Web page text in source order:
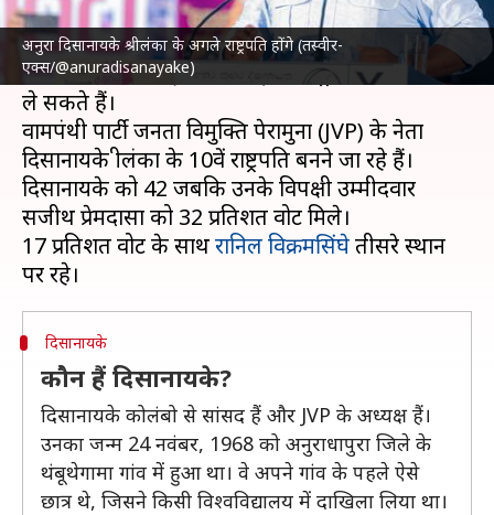
अनुरा दिसानायके श्रीलंका के अगले राष्ट्रपति होंगे (तस्वीर-
एक्स/@anuradisanayake)
श्रीलंका
के राष्ट्रपति चुनावों के नतीजे आ गए हैं। वामपंथी
उम्मीदवार अनुरा कुमारा दिसानायके ने जीत दर्ज की है।
खबर है कि वे कल (23 सितंबर) को राष्ट्रपति पद की शपथ
ले सकते हैं।
वामपंथी पार्टी जनता विमुक्ति पेरामुना (JVP) के नेता
दिसानायके श्रीलंका के 10वें राष्ट्रपति बनने जा रहे हैं।
दिसानायके को 42 जबकि उनके विपक्षी उम्मीदवार
सजीथ प्रेमदासा को 32 प्रतिशत वोट मिले।
17 प्रतिशत वोट के साथरानिल विक्रमसिंघेतीसरे स्थान
दिसानायके
कौन हैं दिसानायके?
दिसानायके कोलंबो से सांसद हैं और JVP के अध्यक्ष हैं।
उनका जन्म 24 नवंबर, 1968 को अनुराधापुरा जिले के
थंबूथेगामा गांव में हुआ था। वे अपने गांव के पहले ऐसे
छात्र थे, जिसने किसी विश्वविद्यालय में दाखिला लिया था।